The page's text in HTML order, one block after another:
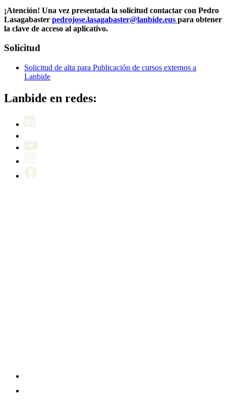
¡Atención! Una vez presentada la solicitud contactar con Pedro
Lasagabaster pedrojose.lasagabaster@lanbide.eus para obtener
la clave de acceso al aplicativo.
Solicitud
Solicitud de alta para Publicación de cursos externos a
Lanbide
Lanbide en redes: